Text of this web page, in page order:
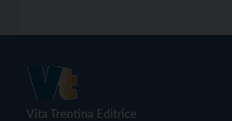
Vita Trentina Editrice